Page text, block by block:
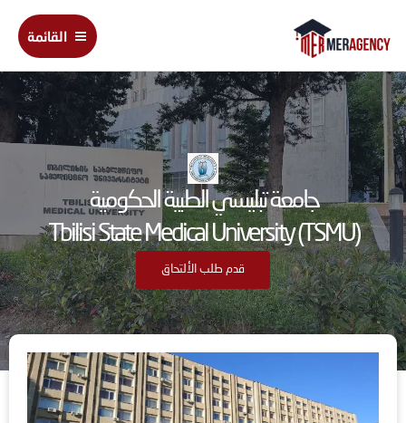
المحتوى
Main
Menu
القائمة
جامعة تبليسي الطبية الحكومية
Tbilisi State Medical University (TSMU)
قدم طلب الألتحاق